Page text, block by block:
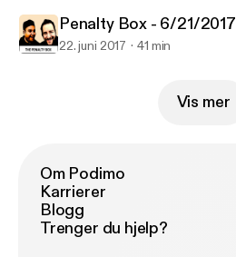
Penalty Box - 6/21/2017
22. juni 2017 41 min
Vis mer
Om Podimo
Karrierer
Blogg
Trenger du hjelp?